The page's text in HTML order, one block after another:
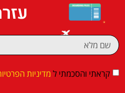
קראתי והסכמתי ל מדיניות